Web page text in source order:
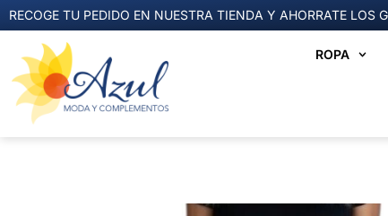
RECOGE TU PEDIDO EN NUESTRA TIENDA Y AHORRATE LOS
ROPA